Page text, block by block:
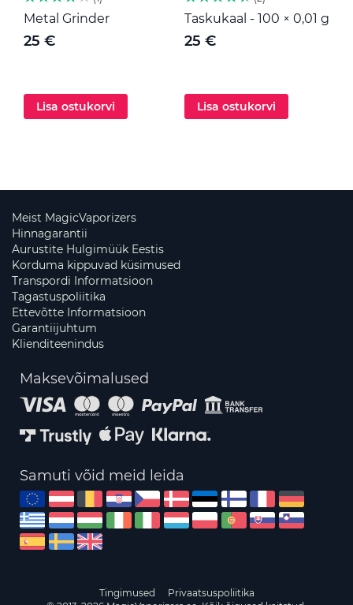
Metal Grinder
25 €
Lisa ostukorvi
Taskukaal - 100 × 0,01 g
25 €
Lisa ostukorvi
Meist MagicVaporizers
Hinnagarantii
Aurustite Hulgimüük Eestis
Korduma kippuvad küsimused
Transpordi Informatsioon
Tagastuspoliitika
Ettevõtte Informatsioon
Garantiijuhtum
Klienditeenindus
Maksevõimalused
Samuti võid meid leida
Tingimused
Privaatsuspoliitika